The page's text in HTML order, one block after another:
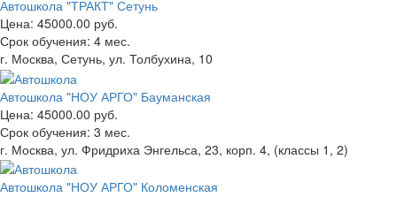
Автошкола "ТРАКТ" Сетунь
Цена: 45000.00 руб.
Срок обучения: 4 мес.
г. Москва, Сетунь, ул. Толбухина, 10
Автошкола "НОУ АРГО" Бауманская
Цена: 45000.00 руб.
Срок обучения: 3 мес.
г. Москва, ул. Фридриха Энгельса, 23, корп. 4, (классы 1, 2)
Автошкола "НОУ АРГО" Коломенская